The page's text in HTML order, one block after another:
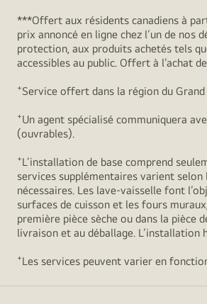
***Offert aux résidents canadiens à
prix annoncé en ligne chez l’un de nos
protection, aux produits achetés tels
accessibles au public. Offert à l’achat
+Service offert dans la région du Grand
+Un agent spécialisé communiquera
(ouvrables).
+L’installation de base comprend
services supplémentaires varient
nécessaires. Les lave-vaisselle font
surfaces de cuisson et les fours
première pièce sèche ou dans la pièce
livraison et au déballage. L’installation
+Les services peuvent varier en